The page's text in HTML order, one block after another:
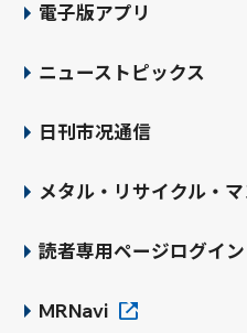
個人情報の取り
中、「個人情報
「個人データ」
ものを指します
個人情報の取り扱い
電子版アプリ
ニューストピックス
日刊市况通信
メタル・リサイクル・
読者専用ページログイン
MRNavi